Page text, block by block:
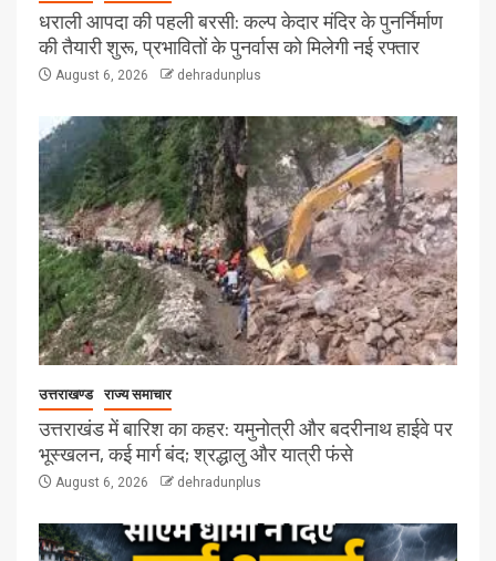
धराली आपदा की पहली बरसी: कल्प केदार मंदिर के पुनर्निर्माण
की तैयारी शुरू, प्रभावितों के पुनर्वास को मिलेगी नई रफ्तार
August 6, 2026 dehradunplus
उत्तराखण्ड राज्य समाचार
उत्तराखंड में बारिश का कहर: यमुनोत्री और बदरीनाथ हाईवे पर
भूस्खलन, कई मार्ग बंद; श्रद्धालु और यात्री फंसे
August 6, 2026 dehradunplus